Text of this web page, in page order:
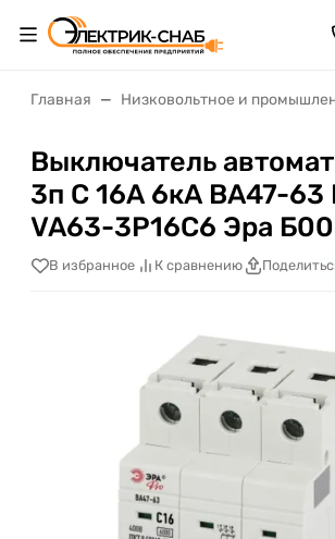
Главная Низковольтное и
Выключатель
3п C 16А 6кА ВА47-63
VA63-3P16C6 Эра
В избранное К сравнению